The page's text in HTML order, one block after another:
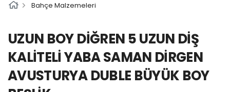
Bahçe Malzemeleri
UZUN BOY DİĞREN 5 UZUN DİŞ
KALİTELİ YABA SAMAN DİRGEN
AVUSTURYA DUBLE BÜYÜK BOY